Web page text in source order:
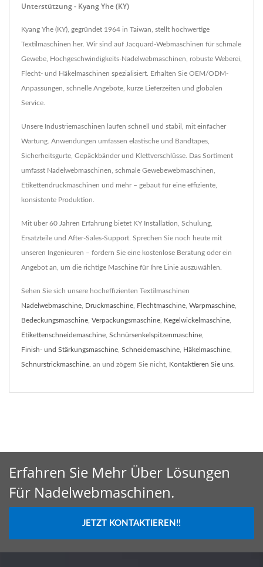
Unterstützung - Kyang Yhe (KY)
Kyang Yhe (KY), gegründet 1964 in Taiwan, stellt hochwertige
Textilmaschinen her. Wir sind auf Jacquard-Webmaschinen für schmale
Gewebe, Hochgeschwindigkeits-Nadelwebmaschinen, robuste Weberei,
Flecht- und Häkelmaschinen spezialisiert. Erhalten Sie OEM/ODM-
Anpassungen, schnelle Angebote, kurze Lieferzeiten und globalen
Service.
Unsere Industriemaschinen laufen schnell und stabil, mit einfacher
Wartung. Anwendungen umfassen elastische und Bandtapes,
Sicherheitsgurte, Gepäckbänder und Klettverschlüsse. Das Sortiment
umfasst Nadelwebmaschinen, schmale Gewebewebmaschinen,
Etikettendruckmaschinen und mehr – gebaut für eine effiziente,
konsistente Produktion.
Mit über 60 Jahren Erfahrung bietet KY Installation, Schulung,
Ersatzteile und After-Sales-Support. Sprechen Sie noch heute mit
unseren Ingenieuren – fordern Sie eine kostenlose Beratung oder ein
Angebot an, um die richtige Maschine für Ihre Linie auszuwählen.
Sehen Sie sich unsere hocheffizienten Textilmaschinen
Nadelwebmaschine Druckmaschine Flechtmaschine Warpmaschine
Bedeckungsmaschine Verpackungsmaschine Kegelwickelmaschine
Etikettenschneidemaschine Schnürsenkelspitzenmaschine
Finish- und Stärkungsmaschine Schneidemaschine Häkelmaschine
Schnurstrickmaschine. an und zögern Sie nicht, Kontaktieren Sie uns
Erfahren Sie Mehr Über Lösungen
Für Nadelwebmaschinen.
JETZT KONTAKTIEREN!!